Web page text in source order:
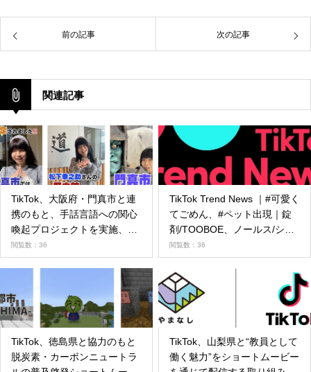
前の記事 次の記事
関連記事
TikTok、大阪府・門真市と連
携のもと、手話言語への関心
喚起プロジェクトを実施、4
月3日より啓発ショートムー
ビーを公開
閲覧数：36
TikTok Trend News ｜#可愛く
てごめん、#ペット出現｜錠
剤/TOOBOE、ノールス/シン
ガーズハイ｜#冬レシピ｜フ
ミカナ【FUMIYA to
KANAMI】、東京ウーバーズ
｜TikTokを通じて世の中にポ
ジティブな影響を与えたクリ
エイター50人を紹介する
『The Discover List 2022』を
公開！
閲覧数：36
TikTok、徳島県と協力のもと
脱炭素・カーボンニュートラ
TikTok、山梨県と“教員として
働く魅力”をショートムービー